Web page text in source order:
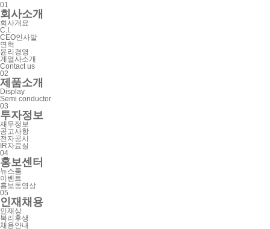
01
회 사소개
회 사개 요
C. .
C EO인 사말
연 혁
윤리 경영
계 열 사소개
Contact us
02
제 품소개
Disp ay
Semi conductor
03
투자정보
재 무정보
공고사항
전 자공시
R자료실
04
홍보센터
뉴스룸
이 벤트
홍보동영상
05
인재 채 용
인재상
복리 후생
채 용안내